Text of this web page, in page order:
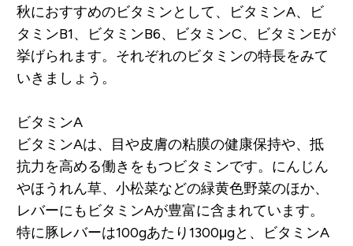
秋におすすめのビタミンとして、ビタミンA、ビ
タミンB1、ビタミンB6、ビタミンC、ビタミンEが
挙げられます。それぞれのビタミンの特長をみて
いきましょう。
ビタミンA
ビタミンAは、目や皮膚の粘膜の健康保持や、抵
抗力を高める働きをもつビタミンです。にんじん
やほうれん草、小松菜などの緑黄色野菜のほか、
レバーにもビタミンAが豊富に含まれています。
特に豚レバーは100gあたり1300μgと、ビタミンA